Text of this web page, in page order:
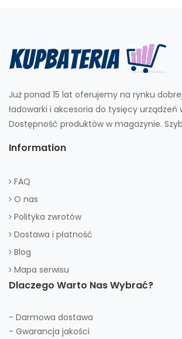
Już ponad 15 lat oferujemy na rynku
ładowarki i akcesoria do tysięcy urządzeń
Dostępność produktów w magazynie.
Information
FAQ
O nas
Polityka zwrotów
Dostawa i płatność
Blog
Mapa serwisu
Dlaczego Warto Nas Wybrać?
- Darmowa dostawa
- Gwarancja jakości